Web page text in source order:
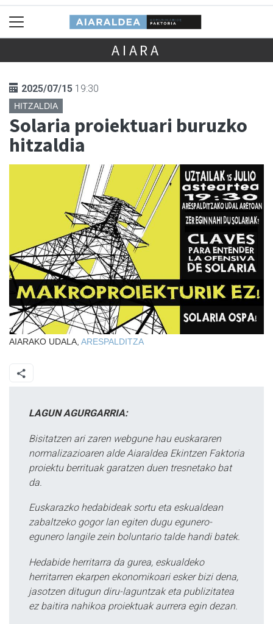
AIARA
2025/07/15 19:30
HITZALDIA
Solaria proiektuari buruzko
hitzaldia
AIARAKO UDALA, ARESPALDITZA
LAGUN AGURGARRIA:
Bisitatzen ari zaren webgune hau euskararen
normalizazioaren alde Aiaraldea Ekintzen Faktoria
proiektu berrituak garatzen duen tresnetako bat
da.
Euskarazko hedabideak sortu eta eskualdean
zabaltzeko gogor lan egiten dugu egunero-
egunero langile zein boluntario talde handi batek.
Hedabide herritarra da gurea, eskualdeko
herritarren ekarpen ekonomikoari esker bizi dena,
jasotzen ditugun diru-laguntzak eta publizitatea
ez baitira nahikoa proiektuak aurrera egin dezan.